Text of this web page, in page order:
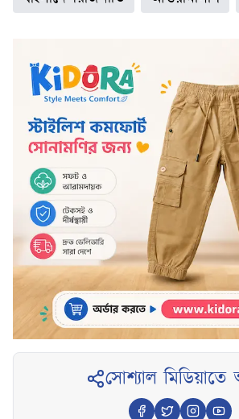
সোশ্যাল